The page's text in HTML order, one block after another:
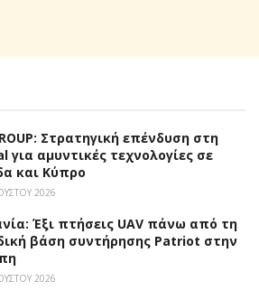
Στρατηγική επένδυση στη
για αμυντικές τεχνολογίες σε
και Κύπρο
2026
Έξι πτήσεις UAV πάνω από τη
βάση συντήρησης Patriot στην
2026